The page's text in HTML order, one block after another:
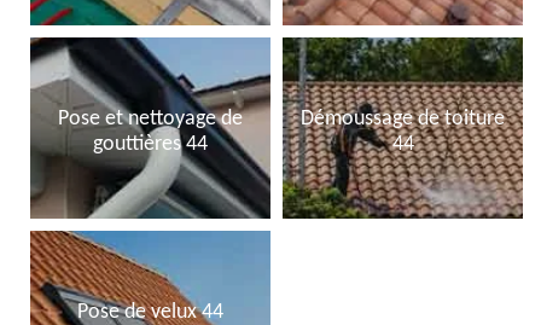
Pose et nettoyage de
gouttières 44
Démoussage de toiture
44
Pose de velux 44